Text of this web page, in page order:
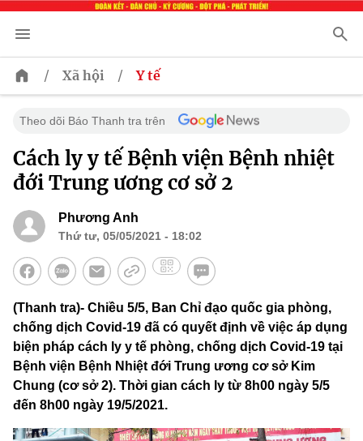
/ Xã hội / Y tế
Theo dõi Báo Thanh tra trên
Cách ly y tế Bệnh viện Bệnh nhiệt
đới Trung ương cơ sở 2
Phương Anh
Thứ tư, 05/05/2021 - 18:02
(Thanh tra)- Chiều 5/5, Ban Chỉ đạo quốc gia phòng,
chống dịch Covid-19 đã có quyết định về việc áp dụng
biện pháp cách ly y tế phòng, chống dịch Covid-19 tại
Bệnh viện Bệnh Nhiệt đới Trung ương cơ sở Kim
Chung (cơ sở 2). Thời gian cách ly từ 8h00 ngày 5/5
đến 8h00 ngày 19/5/2021.